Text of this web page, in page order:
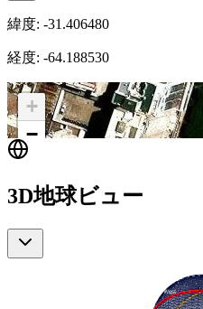
緯度: -31.406480
経度: -64.188530
+
−
3D地球ビュー